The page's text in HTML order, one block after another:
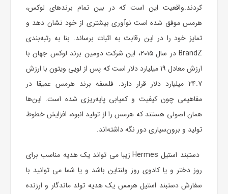
کردند.واقعیت این است که در بین تمام برندهای لوکس،
هرمس موفق شده است نوآوری بیشتری از خود نشان دهد و
تمایز خود را در این رقابت به اثبات برساند. بنا به رتبه‌بندی
BrandZ در سال ۲۰۱۵، این شرکت دومین برند لوکس جهان با
ارزش معادل ۱۹ میلیارد دلار است که پس از لویی ویتون با ارزش
۲۴.۷ میلیارد دلار قرار دارد. فلسفه برند هرمس عمیقا در
مفاهیمی چون کیفیت و کمیابی پایه‌ریزی شده است. این‌ها
همان اصولی هستند که هرمس را از تولید انبوه، افزایش خطوط
تولید و برون‌سپاری دور نگه داشته‌اند.
دستبند استیل Hermes زیبا می تواند یک هدیه مناسب برای
روز دختر و یا کادوی روز ولنتاین باشد و یا شما می توانید با
سفارش دستبند استیل هرمس یک هدیه تولد ماندگار و ارزنده